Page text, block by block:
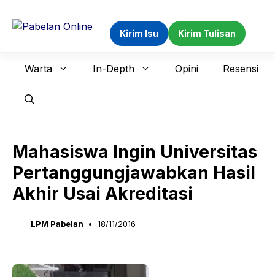
Kirim Isu Kirim Tulisan
Warta In-Depth Opini Resensi
Mahasiswa Ingin Universitas
Pertanggungjawabkan Hasil
Akhir Usai Akreditasi
LPM Pabelan 18/11/2016